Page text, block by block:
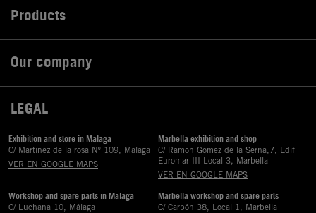
Products
Our company
LEGAL
Exhibition and store in Malaga
C/ Martinez de la rosa Nº 109, Málaga
VER EN GOOGLE MAPS
Marbella exhibition and shop
C/ Ramón Gómez de la Serna,7, Edif
Euromar III Local 3, Marbella
VER EN GOOGLE MAPS
Workshop and spare parts in Malaga
C/ Luchana 10, Málaga
Marbella workshop and spare parts
C/ Carbón 38, Local 1, Marbella